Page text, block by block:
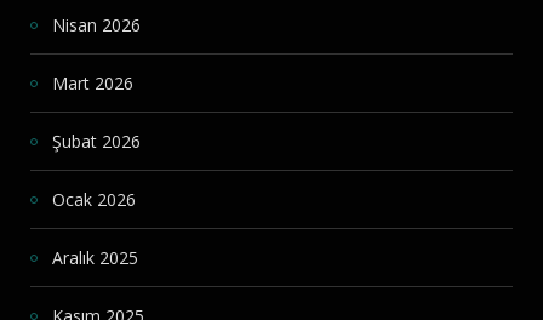
Nisan 2026
Mart 2026
Şubat 2026
Ocak 2026
Aralık 2025